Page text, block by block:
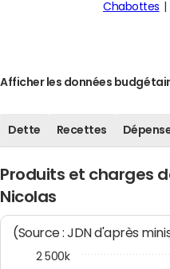
Chabottes
Afficher les données
Dette Recettes
Produits et charges
Nicolas
(Source : JDN d'après
2 500k